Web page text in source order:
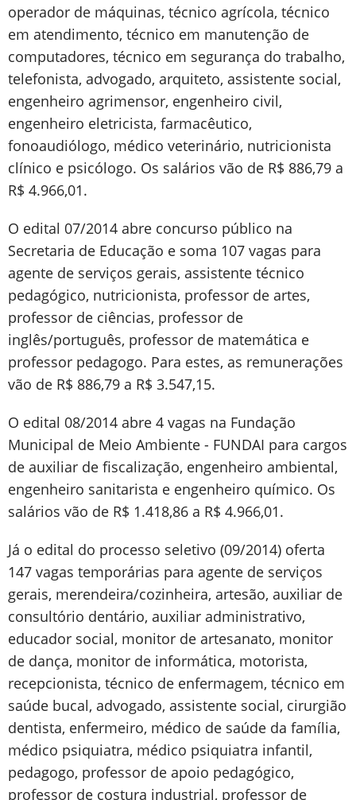
operador de máquinas, técnico agrícola, técnico
em atendimento, técnico em manutenção de
computadores, técnico em segurança do trabalho,
telefonista, advogado, arquiteto, assistente social,
engenheiro agrimensor, engenheiro civil,
engenheiro eletricista, farmacêutico,
fonoaudiólogo, médico veterinário, nutricionista
clínico e psicólogo. Os salários vão de R$ 886,79 a
R$ 4.966,01.
O edital 07/2014 abre concurso público na
Secretaria de Educação e soma 107 vagas para
agente de serviços gerais, assistente técnico
pedagógico, nutricionista, professor de artes,
professor de ciências, professor de
inglês/português, professor de matemática e
professor pedagogo. Para estes, as remunerações
vão de R$ 886,79 a R$ 3.547,15.
O edital 08/2014 abre 4 vagas na Fundação
Municipal de Meio Ambiente - FUNDAI para cargos
de auxiliar de fiscalização, engenheiro ambiental,
engenheiro sanitarista e engenheiro químico. Os
salários vão de R$ 1.418,86 a R$ 4.966,01.
Já o edital do processo seletivo (09/2014) oferta
147 vagas temporárias para agente de serviços
gerais, merendeira/cozinheira, artesão, auxiliar de
consultório dentário, auxiliar administrativo,
educador social, monitor de artesanato, monitor
de dança, monitor de informática, motorista,
recepcionista, técnico de enfermagem, técnico em
saúde bucal, advogado, assistente social, cirurgião
dentista, enfermeiro, médico de saúde da família,
médico psiquiatra, médico psiquiatra infantil,
pedagogo, professor de apoio pedagógico,
professor de costura industrial, professor de